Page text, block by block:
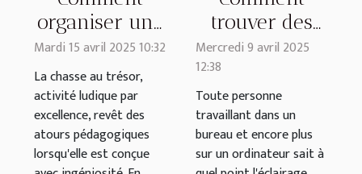
organiser une
chasse au
trésor
éducative
pour tous les
âges
Mardi 15 avril 2025 10:32
La chasse au trésor,
activité ludique par
excellence, revêt des
atours pédagogiques
lorsqu'elle est conçue
trouver des
abat-jours en
adopter pour
mon bureau ?
Mercredi 9 avril 2025
12:38
Toute personne
travaillant dans un
bureau et encore plus
sur un ordinateur sait à